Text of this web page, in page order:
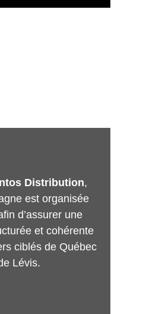
Distribution,
est organisée
d’assurer une
et cohérente
ciblés de Québec
Lévis.